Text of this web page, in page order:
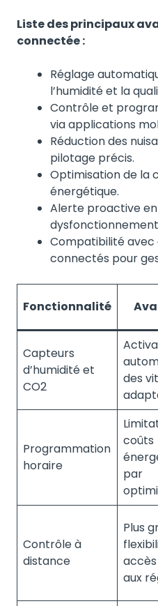
Liste des principaux
connectée :
Réglage
l’humidité et la
Contrôle et
via applications
Réduction des
pilotage précis.
Optimisation de la
énergétique.
Alerte proactive
Compatibilité avec
connectés pour
Fonctionnalité
Capteurs
d’humidité et
CO2
des
Programmation
horaire
coûts
par
Contrôle à
distance
Plus
aux